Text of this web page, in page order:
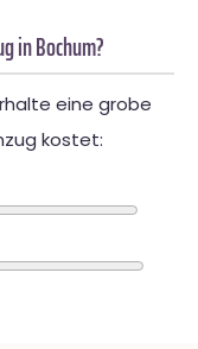
in Bochum?
eine grobe
kostet: